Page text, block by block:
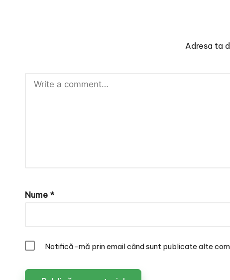
Adresa ta
Nume *
Notifică-mă prin email când sunt publicate alte